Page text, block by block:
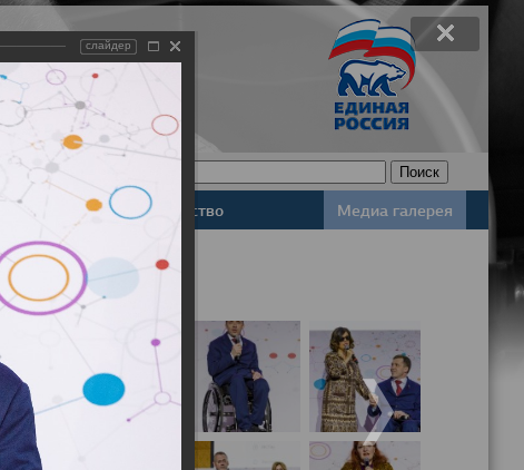
Законодательство Медиа галерея
слайдер